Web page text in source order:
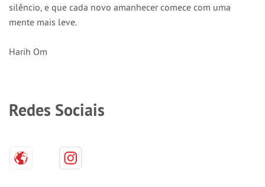
silêncio, e que cada novo amanhecer comece com uma
mente mais leve.
Harih Om
Redes Sociais